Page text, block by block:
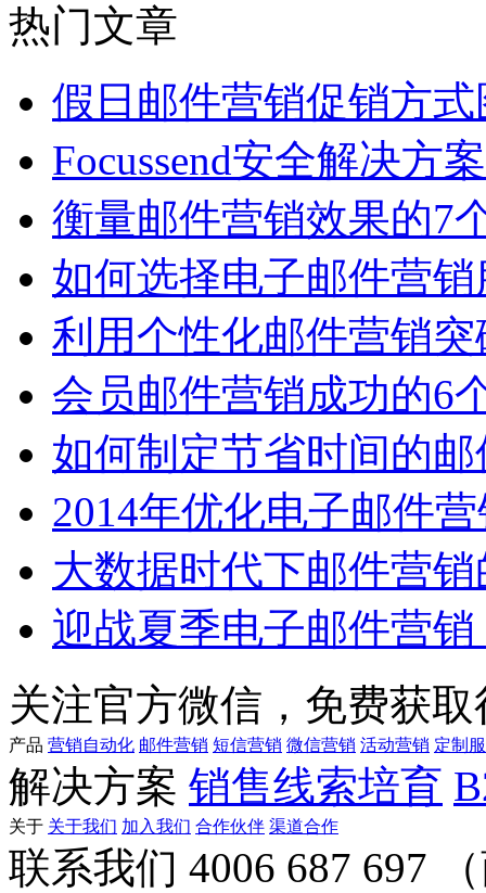
热门文章
假日邮件营销促销方
Focussend安全解决方
衡量邮件营销效果的7
如何选择电子邮件营
利用个性化邮件营销
会员邮件营销成功的6
如何制定节省时间的
2014年优化电子邮件
大数据时代下邮件营
迎战夏季电子邮件营销
关注官方微信，免费获
产品 营销自动化 邮件营销 短信营销 微信营销 活动营销 定制
解决方案 销售线索培育
关于 关于我们 加入我们 合作伙伴 渠道合作
联系我们 4006 687 697